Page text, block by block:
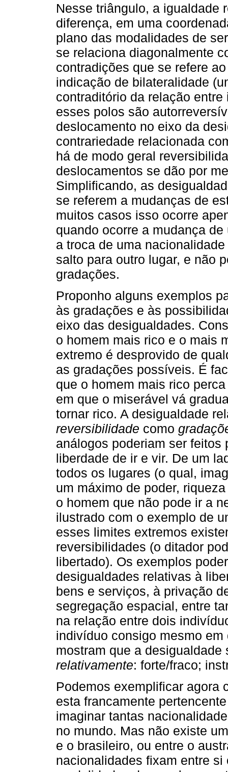
Nesse triângulo, a igualdade
diferença, em uma
plano das modalidades de
se relaciona diagonalmente
contradições que se refere
indicação de bilateralidade
contraditório da relação
esses polos são
deslocamento no eixo da
contrariedade relacionada
há de modo geral
deslocamentos se dão por
Simplificando, as
se referem a mudanças de
muitos casos isso ocorre
quando ocorre a mudança
a troca de uma
salto para outro lugar, e não
gradações.
Proponho alguns exemplos
às gradações e às
eixo das desigualdades.
o homem mais rico e o mais
extremo é desprovido de
as gradações possíveis. É
que o homem mais rico
em que o miserável vá
tornar rico. A desigualdade
reversibilidade como
análogos poderiam ser
liberdade de ir e vir. De um
todos os lugares (o qual,
um máximo de poder,
o homem que não pode ir a
ilustrado com o exemplo de
esses limites extremos
reversibilidades (o ditador
libertado). Os exemplos
desigualdades relativas à
bens e serviços, à privação
segregação espacial, entre
na relação entre dois
indivíduo consigo mesmo
mostram que a
relativamente: forte/fraco;
Podemos exemplificar agora
esta francamente
imaginar tantas
no mundo. Mas não existe
e o brasileiro, ou entre o
nacionalidades fixam entre